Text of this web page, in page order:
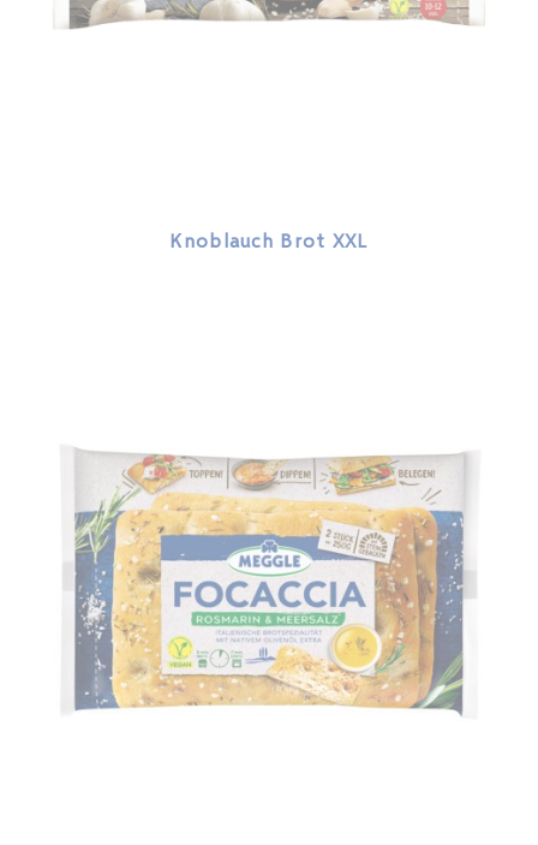
Knoblauch Brot XXL